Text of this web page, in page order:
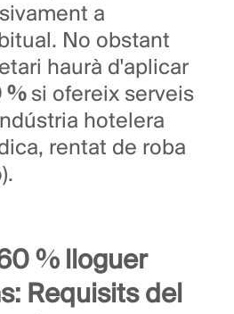
a
No obstant
haurà d'aplicar
%si ofereix serveis
hotelera
rentat de roba
% lloguer
Requisits del